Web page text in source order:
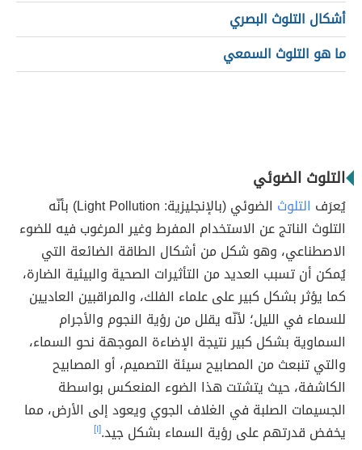
أشكال التلوث البصري
ما هو التلوث السمعي
التلوث الضوئي
يُعرَف التلوث
الضوئي (بالإنجليزية: Light Pollution) بأنّه
التلوث الناتج عن الاستخدام المفرط وغير المرغوب فيه للضوء
الاصطناعي، وهو شكل من أشكال الطاقة الضائعة التي
يُمكن أن تسبب العديد من التأثيرات الصحية والبيئية الضارة،
كما يؤثر بشكل كبير على علماء الفلك، والمراقبين العاديين
للسماء في الليل؛ لأنّه يقلل من رؤية النجوم والأجرام
السماوية بشكل كبير نتيجة الإضاءة الموجهة نحو السماء،
والتي تنبعث من المصابيح سيئة التصميم، أو المصابيح
الكاشفة، حيث يتشتت هذا الضوء المنعكس بواسطة
الجسيمات الصلبة في الغلاف الجوي ويعود إلى الأرض، مما
يخفض قدرتهم على رؤية السماء بشكل جيد.[١]